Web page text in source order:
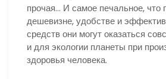
прочая… И самое печальное, что
дешевизне, удобстве и
средств они могут оказаться
и для экологии планеты при
здоровья человека.